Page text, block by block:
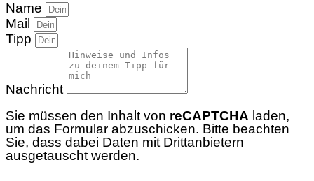
Name
Mail
Tipp
Nachricht
Sie müssen den Inhalt von reCAPTCHA laden,
um das Formular abzuschicken. Bitte beachten
Sie, dass dabei Daten mit Drittanbietern
ausgetauscht werden.